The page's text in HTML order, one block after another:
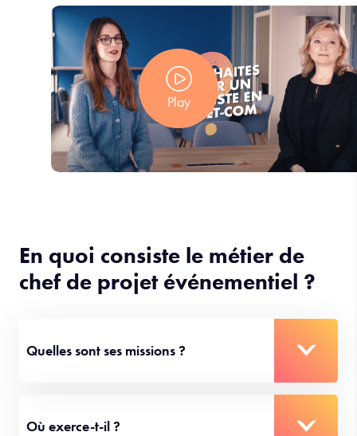
Play
En quoi consiste le métier de
chef de projet événementiel ?
Quelles sont ses missions ?
Où exerce-t-il ?